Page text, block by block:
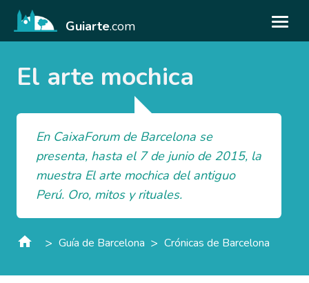
Guiarte.com
El arte mochica
En CaixaForum de Barcelona se
presenta, hasta el 7 de junio de 2015, la
muestra El arte mochica del antiguo
Perú. Oro, mitos y rituales.
> Guía de Barcelona > Crónicas de Barcelona